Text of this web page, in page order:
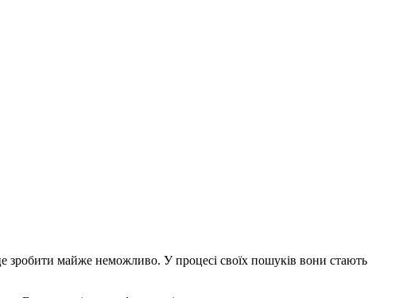
зробити майже неможливо. У процесі своїх пошуків вони стають